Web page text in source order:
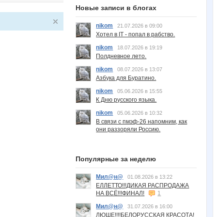
Новые записи в блогах
nikom 21.07.2026 в 09:00
Хотел в IT - попал в рабство.
nikom
18.07.2026 в 19:19
Полдневное лето.
nikom
08.07.2026 в 13:07
Азбука для Буратино.
nikom
05.06.2026 в 15:55
К Дню русского языка.
nikom
05.06.2026 в 10:32
В связи с пмэф-26 напомним, как
они раззоряли Россию.
Популярные за неделю
Мил@н@ 01.08.2026 в 13:22
ЕЛЛЕТТО!!!ДИКАЯ РАСПРОДАЖА
НА ВСЁ!!!ФИНАЛ!
1
Мил@н@
31.07.2026 в 16:00
ЛЮШЕ!!!!БЕЛОРУССКАЯ КРАСОТА!